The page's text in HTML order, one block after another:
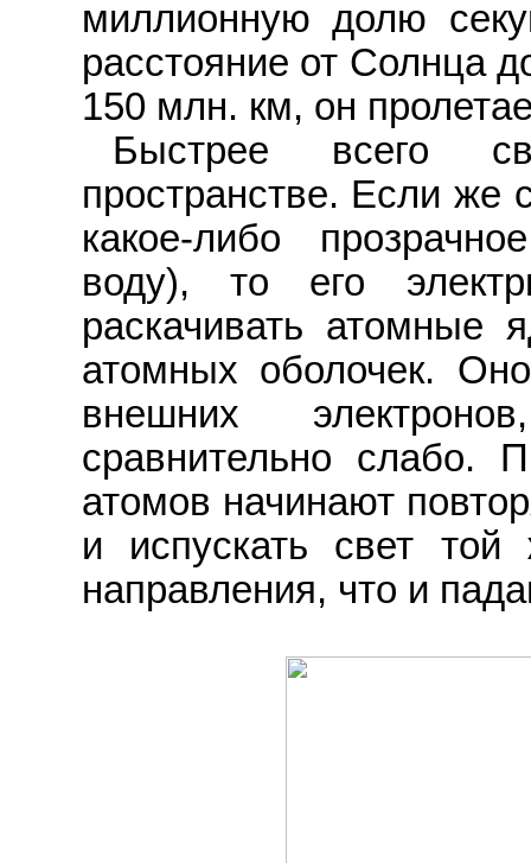
миллионную долю
расстояние от Солнца
150 млн. км, он
Быстрее всего
пространстве. Если же
какое-либо
воду), то его
раскачивать атомные
атомных оболочек.
внешних
сравнительно слабо.
атомов начинают
и испускать свет
направления, что и